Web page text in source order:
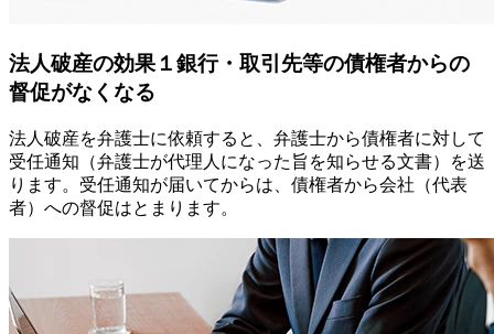
法人破産の効果 １銀行・取引先等の債権者からの
督促がなくなる
法人破産を弁護士に依頼すると、弁護士から債権者に対して
受任通知（弁護士が代理人になった旨を知らせる文書）を送
ります。受任通知が届いてからは、債権者から会社（代表
者）への督促はとまります。